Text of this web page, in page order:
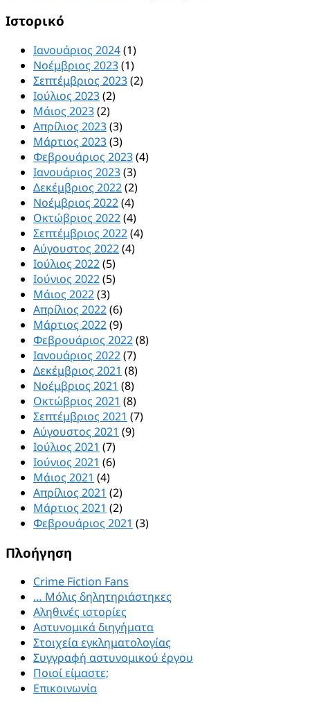
Ιστορικό
Ιανουάριος 2024(1)
Νοέμβριος 2023(1)
Σεπτέμβριος 2023(2)
Ιούλιος 2023(2)
Μάιος 2023(2)
Απρίλιος 2023(3)
Μάρτιος 2023(3)
Φεβρουάριος 2023(4)
Ιανουάριος 2023(3)
Δεκέμβριος 2022(2)
Νοέμβριος 2022(4)
Οκτώβριος 2022(4)
Σεπτέμβριος 2022(4)
Αύγουστος 2022(4)
Ιούλιος 2022(5)
Ιούνιος 2022(5)
Μάιος 2022(3)
Απρίλιος 2022(6)
Μάρτιος 2022(9)
Φεβρουάριος 2022(8)
Ιανουάριος 2022(7)
Δεκέμβριος 2021 (8)
Νοέμβριος 2021 (8)
Οκτώβριος 2021 (8)
Σεπτέμβριος 2021 (7)
Αύγουστος 2021 (9)
Ιούλιος 2021 (7)
Ιούνιος 2021 (6)
Μάιος 2021 (4)
Απρίλιος 2021 (2)
Μάρτιος 2021 (2)
Φεβρουάριος 2021 (3)
Πλοήγηση
Crime Fiction Fans
… Μόλις δηλητηριάστηκες
Αληθινές ιστορίες
Αστυνομικά διηγήματα
Στοιχεία εγκληματολογίας
Συγγραφή αστυνομικού έργου
Ποιοί είμαστε;
Επικοινωνία